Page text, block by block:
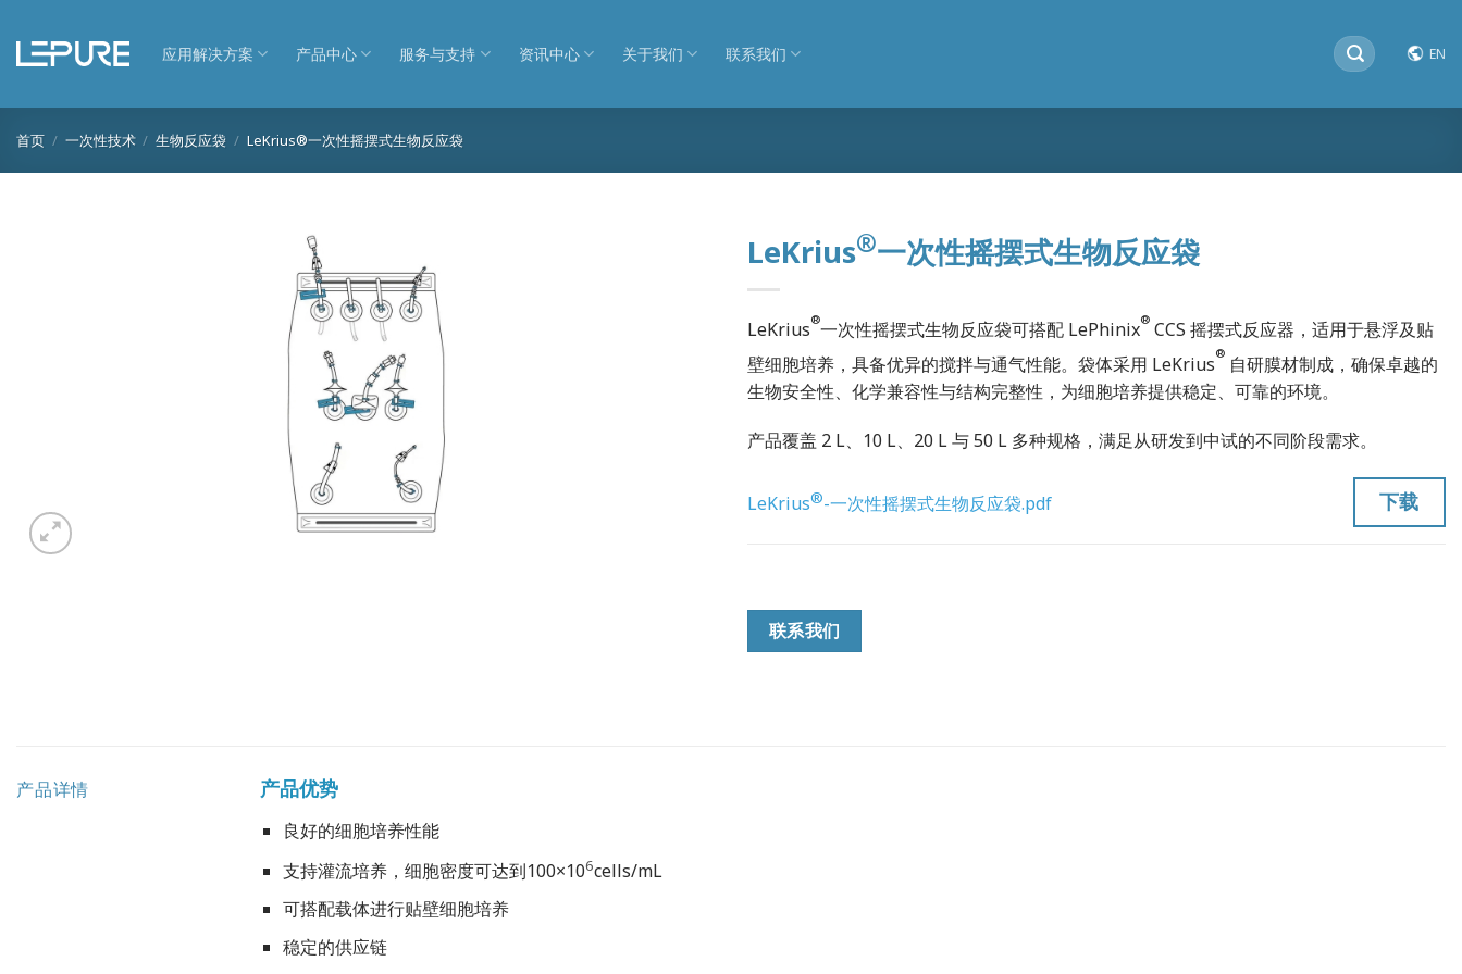
应用解决方案 产品中心 服务与支持 资讯中心 关于我们 联系我们
搜
索：
EN
首页 / 一次性技术 / 生物反应袋 / LeKrius®一次性摇摆式生物反应袋
LeKrius®一次性摇摆式生物反应袋
LeKrius®一次性摇摆式生物反应袋可搭配 LePhinix® CCS 摇摆式反应器，适用于悬浮及贴
壁细胞培养，具备优异的搅拌与通气性能。袋体采用 LeKrius® 自研膜材制成，确保卓越的
生物安全性、化学兼容性与结构完整性，为细胞培养提供稳定、可靠的环境。
产品覆盖 2 L、10 L、20 L 与 50 L 多种规格，满足从研发到中试的不同阶段需求。
LeKrius®-一次性摇摆式生物反应袋.pdf 下载
联系我们
产品详情 产品优势
良好的细胞培养性能
支持灌流培养，细胞密度可达到100×106cells/mL
可搭配载体进行贴壁细胞培养
稳定的供应链